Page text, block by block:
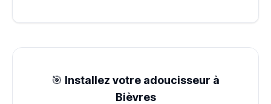
🎯 Installez votre adoucisseur à
Bièvres